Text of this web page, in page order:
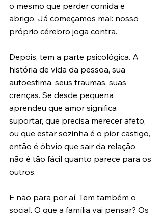
o mesmo que perder comida e
abrigo. Já começamos mal: nosso
próprio cérebro joga contra.
Depois, tem a parte psicológica. A
história de vida da pessoa, sua
autoestima, seus traumas, suas
crenças. Se desde pequena
aprendeu que amor significa
suportar, que precisa merecer afeto,
ou que estar sozinha é o pior castigo,
então é óbvio que sair da relação
não é tão fácil quanto parece para os
outros.
E não para por aí. Tem também o
social. O que a família vai pensar? Os